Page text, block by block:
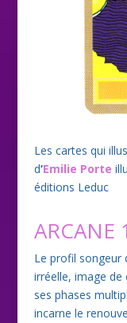
Les cartes qui
d‘Emilie Porte
éditions Leduc
ARCANE
Le profil songeur
irréelle, image de
ses phases
incarne le